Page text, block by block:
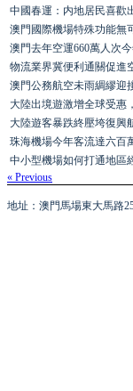
中國春運：内地居民喜歡
澳門國際機場特殊功能無
澳門去年空運660萬人次
物流業界冀便利通關促進
澳門公務航空未雨綢繆迎
大陸出境遊激增全球受惠
大陸遊客暴跌終壓垮復興
珠海機場今年客流達六百
中小型機場如何打通地區
« Previous
地址：澳門馬場東大馬路